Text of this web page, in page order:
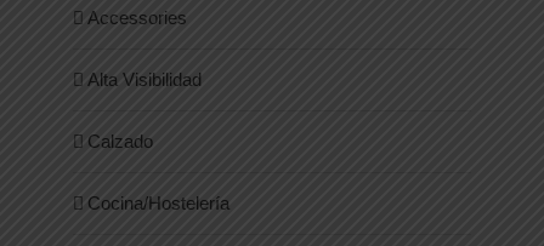
Accessories
Alta Visibilidad
Calzado
Cocina/Hostelería